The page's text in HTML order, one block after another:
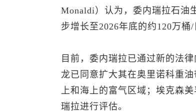
Monaldi）认为，委内瑞拉石油
步增长至2026年底的约120万桶/
目前，委内瑞拉已通过新的法
龙已同意扩大其在奥里诺科重
上和海上的富气区域；埃克森
瑞拉进行评估。